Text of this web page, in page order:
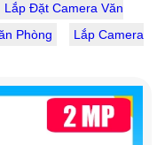
Lắp Đặt Camera Văn
Phòng
Lắp Camera